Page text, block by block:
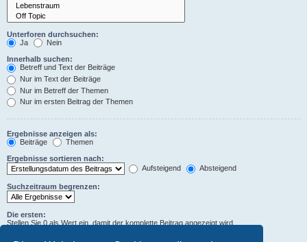
Unterforen durchsuchen:
Ja
Nein
Innerhalb suchen:
Betreff und Text der Beiträge
Nur im Text der Beiträge
Nur im Betreff der Themen
Nur im ersten Beitrag der Themen
Ergebnisse anzeigen als:
Beiträge
Themen
Ergebnisse sortieren nach:
Aufsteigend
Absteigend
Suchzeitraum begrenzen:
Die ersten:
Stellen Sie 0 als Wert ein, damit der komplette Beitrag angezeigt wird.